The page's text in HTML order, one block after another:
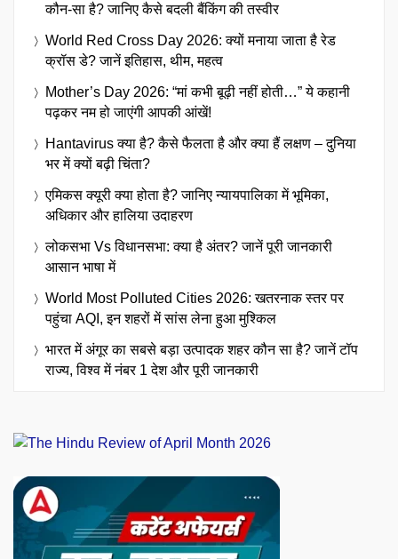
कौन-सा है? जानिए कैसे बदली बैंकिंग की तस्वीर
World Red Cross Day 2026: क्यों मनाया जाता है रेड
क्रॉस डे? जानें इतिहास, थीम, महत्व
Mother’s Day 2026: “मां कभी बूढ़ी नहीं होती…” ये कहानी
पढ़कर नम हो जाएंगी आपकी आंखें!
Hantavirus क्या है? कैसे फैलता है और क्या हैं लक्षण – दुनिया
भर में क्यों बढ़ी चिंता?
एमिकस क्यूरी क्या होता है? जानिए न्यायपालिका में भूमिका,
अधिकार और हालिया उदाहरण
लोकसभा Vs विधानसभा: क्या है अंतर? जानें पूरी जानकारी
आसान भाषा में
World Most Polluted Cities 2026: खतरनाक स्तर पर
पहुंचा AQI, इन शहरों में सांस लेना हुआ मुश्किल
भारत में अंगूर का सबसे बड़ा उत्पादक शहर कौन सा है? जानें टॉप
राज्य, विश्व में नंबर 1 देश और पूरी जानकारी